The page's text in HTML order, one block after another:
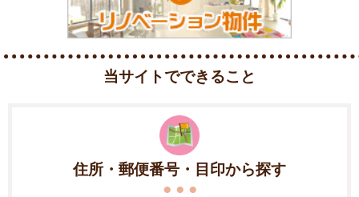
当サイトでできること
住所・郵便番号・目印から探す